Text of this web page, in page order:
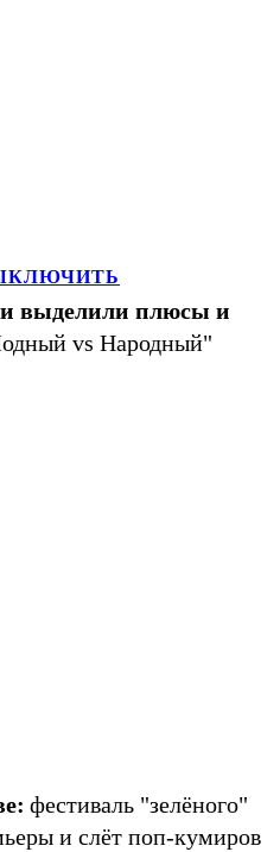
выделили плюсы и
vs Народный"
фестиваль "зелёного"
и слёт поп-кумиров